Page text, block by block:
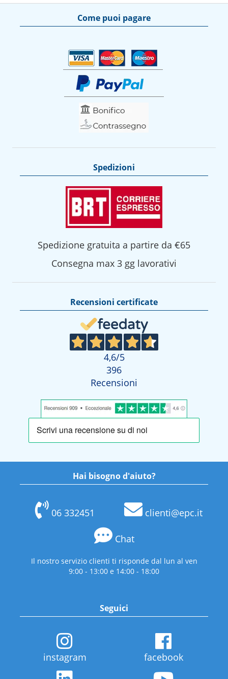
Come puoi pagare
Spedizioni
Spedizione gratuita a partire da €65
Consegna max 3 gg lavorativi
Recensioni certificate
4,6/5
396
Recensioni
Hai bisogno d'aiuto?
06 332451 clienti@epc.it
Chat
Il nostro servizio clienti ti risponde dal lun al ven
9:00 - 13:00 e 14:00 - 18:00
Seguici
instagram facebook